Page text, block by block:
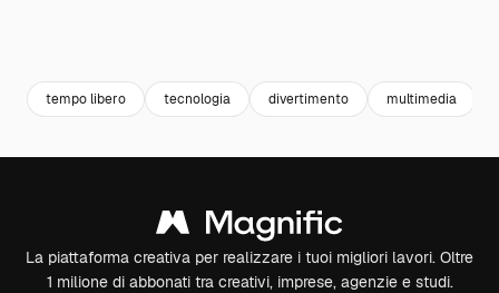
tempo libero tecnologia divertimento multimedia
La piattaforma creativa per realizzare i tuoi migliori lavori. Oltre
1 milione di abbonati tra creativi, imprese, agenzie e studi.